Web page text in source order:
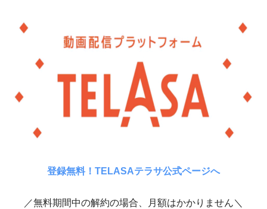
登録無料！TELASAテラサ公式ページへ
／無料期間中の解約の場合、月額はかかりません＼